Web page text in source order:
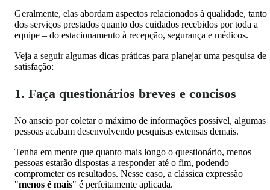
Geralmente, elas abordam aspectos relacionados à qualidade, tanto
dos serviços prestados quanto dos cuidados recebidos por toda a
equipe – do estacionamento à recepção, segurança e médicos.
Veja a seguir algumas dicas práticas para planejar uma pesquisa de
satisfação:
1. Faça questionários breves e concisos
No anseio por coletar o máximo de informações possível, algumas
pessoas acabam desenvolvendo pesquisas extensas demais.
Tenha em mente que quanto mais longo o questionário, menos
pessoas estarão dispostas a responder até o fim, podendo
comprometer os resultados. Nesse caso, a clássica expressão
"menos é mais" é perfeitamente aplicada.